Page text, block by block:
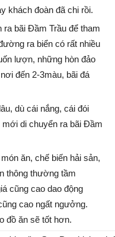
khách đoàn đã chi rồi.
bãi Đầm Trầu để tham
ra biển có rất nhiều
lượn, những hòn đảo
đến 2-3màu, bãi đá
dù cái nắng, cái đói
mới di chuyển ra bãi Đầm
ăn, chế biến hải sản,
thông thường tầm
cũng cao dao động
cao ngất ngưởng.
đồ ăn sẽ tốt hơn.